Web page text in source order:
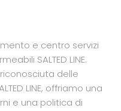
e centro servizi
SALTED LINE.
delle
LINE, offriamo una
e una politica di